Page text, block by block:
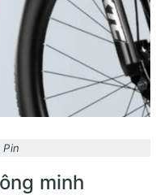
Pin
minh